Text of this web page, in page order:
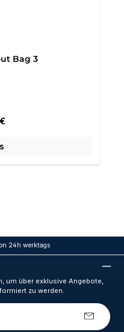
Bag 3
Preis:
24h werktags
um über exklusive Angebote,
zu werden.